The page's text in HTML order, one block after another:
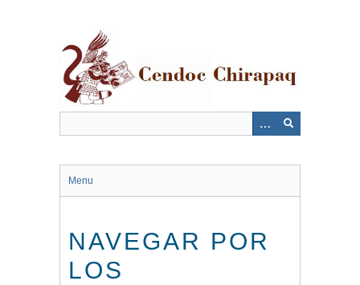
Menu
NAVEGAR POR
LOS